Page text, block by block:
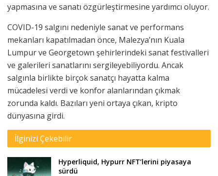
yapmasına ve sanatı özgürleştirmesine yardımcı oluyor.
COVID-19 salgını nedeniyle sanat ve performans
mekanları kapatılmadan önce, Malezya’nın Kuala
Lumpur ve Georgetown şehirlerindeki sanat festivalleri
ve galerileri sanatlarını sergileyebiliyordu. Ancak
salgınla birlikte birçok sanatçı hayatta kalma
mücadelesi verdi ve konfor alanlarından çıkmak
zorunda kaldı. Bazıları yeni ortaya çıkan, kripto
dünyasına girdi.
İlginizi Çekebilir
Hyperliquid, Hypurr NFT’lerini piyasaya
sürdü